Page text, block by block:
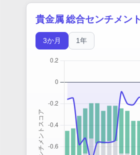
貴金属 総合センチメン
3か月 1年